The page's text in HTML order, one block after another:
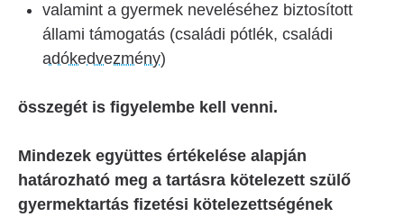
valamint a gyermek neveléséhez biztosított
állami támogatás (családi pótlék, családi
adókedvezmény)
összegét is figyelembe kell venni.
Mindezek együttes értékelése alapján
határozható meg a tartásra kötelezett szülő
gyermektartás fizetési kötelezettségének